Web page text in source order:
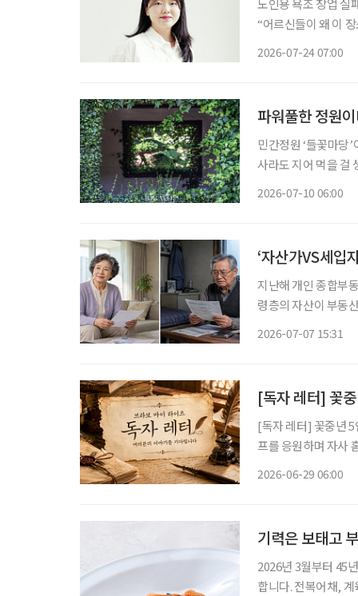
노인용 욕조 창업 실
“어르신들이 왜 이 장소에 나와 계신
2026-07-24 07:00
파워풀한 정원
민간정원 ‘들꽃마당
사라도 지어 먹을 걸
2026-07-10 06:00
‘자산가VS세입
지난해 개인 종합부
령층의 자산이 부동
2026-07-07 15:31
[독자 레터] 꽃
[독자 레터] 꽃중년 5인의 이야기 [독자 레터] ‘브라보 마
프를 응원하며 자사
2026-06-29 06:00
기력은 보태고
2026년 3월부터 45
합니다. 전복어채, 계육녹두편 날씨가 더워질수록 입맛은 줄고